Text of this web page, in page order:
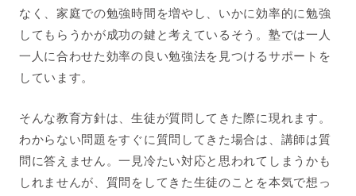
なく、家庭での勉強時間を増やし、いかに効率的に勉強
してもらうかが成功の鍵と考えているそう。塾では一人
一人に合わせた効率の良い勉強法を見つけるサポートを
しています。
そんな教育方針は、生徒が質問してきた際に現れます。
わからない問題をすぐに質問してきた場合は、講師は質
問に答えません。一見冷たい対応と思われてしまうかも
しれませんが、質問をしてきた生徒のことを本気で想っ